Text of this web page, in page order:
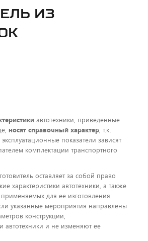
ИЗ
автотехники, приведенные
носят справочный характер, т.к.
показатели зависят
комплектации транспортного
оставляет за собой право
характеристики автотехники, а также
для ее изготовления
указанные мероприятия направлены
конструкции,
автотехники и не изменяют ее